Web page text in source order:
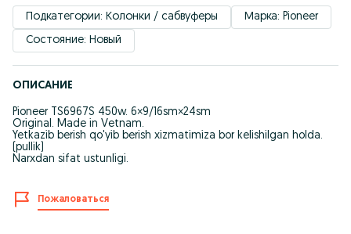
Подкатегории: Колонки / сабвуферы
Марка: Pioneer
Состояние: Новый
ОПИСАНИЕ
Pioneer TS6967S 450w. 6×9/16sm×24sm
Original. Made in Vetnam.
Yetkazib berish qo'yib berish xizmatimiza bor kelishilgan holda.
(pullik)
Narxdan sifat ustunligi.
Пожаловаться